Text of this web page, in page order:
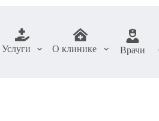
Услуги О клинике Врачи